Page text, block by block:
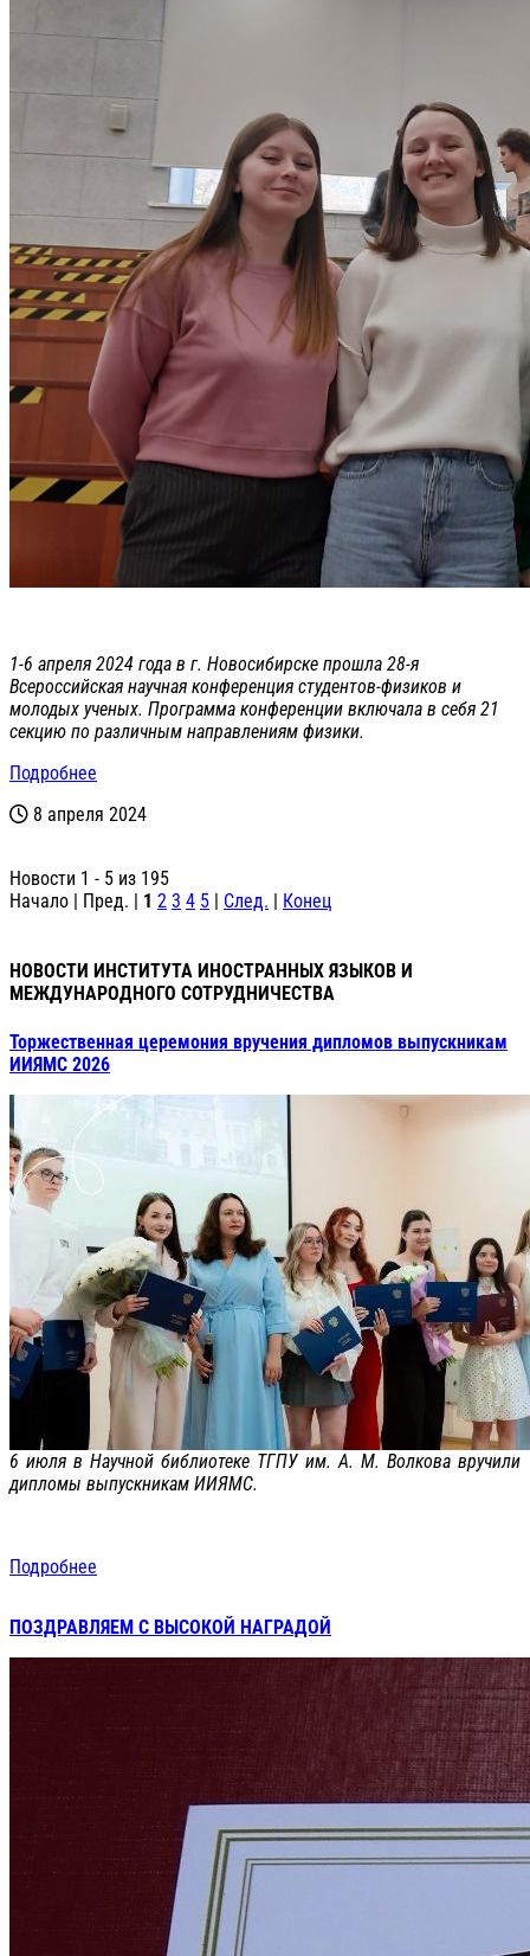
1-6 апреля 2024 года в г. Новосибирске прошла 28-я
Всероссийская научная конференция студентов-физиков и
молодых ученых. Программа конференции включала в себя 21
секцию по различным направлениям физики.
Подробнее
8 апреля 2024
Новости 1 - 5 из 195
Начало | Пред. | 1 2 3 4 5 | След. | Конец
НОВОСТИ ИНСТИТУТА ИНОСТРАННЫХ ЯЗЫКОВ И
МЕЖДУНАРОДНОГО СОТРУДНИЧЕСТВА
Торжественная церемония вручения дипломов выпускникам
ИИЯМС 2026
6 июля в Научной библиотеке ТГПУ им. А. М. Волкова вручили
дипломы выпускникам ИИЯМС.
Подробнее
ПОЗДРАВЛЯЕМ С ВЫСОКОЙ НАГРАДОЙ